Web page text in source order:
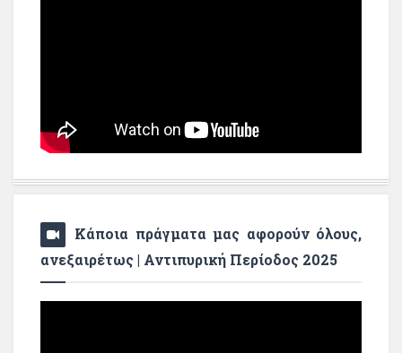
Κάποια πράγματα μας αφορούν όλους,
ανεξαιρέτως | Αντιπυρική Περίοδος 2025